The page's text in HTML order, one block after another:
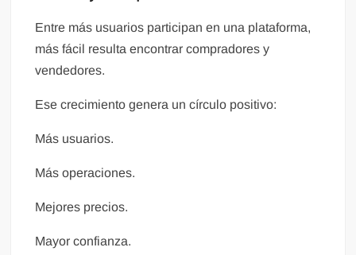
Entre más usuarios participan en una plataforma,
más fácil resulta encontrar compradores y
vendedores.
Ese crecimiento genera un círculo positivo:
Más usuarios.
Más operaciones.
Mejores precios.
Mayor confianza.